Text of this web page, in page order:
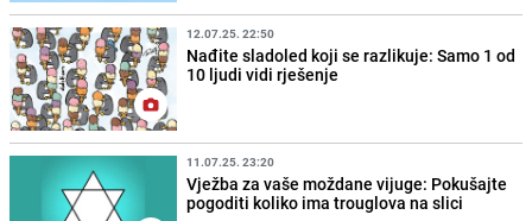
12.07.25. 22:50
Nađite sladoled koji se razlikuje: Samo 1 od
10 ljudi vidi rješenje
11.07.25. 23:20
Vježba za vaše moždane vijuge: Pokušajte
pogoditi koliko ima trouglova na slici